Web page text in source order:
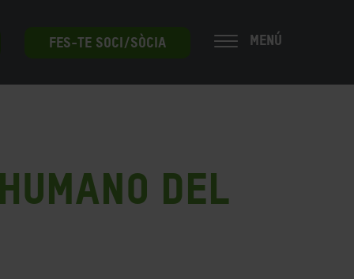
FES-TE SOCI/SÒCIA MENÚ
del